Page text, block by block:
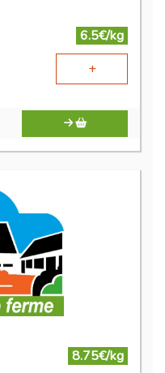
6.5€/kg
+
8.75€/kg